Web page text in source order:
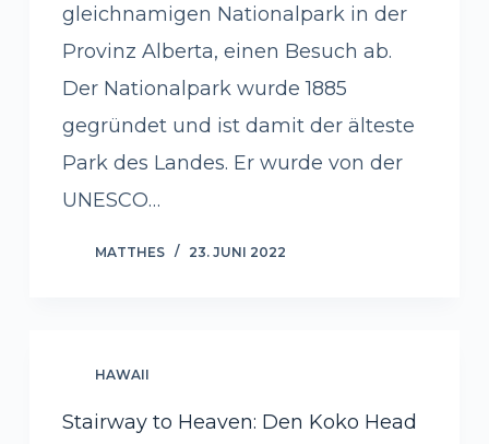
gleichnamigen Nationalpark in der
Provinz Alberta, einen Besuch ab.
Der Nationalpark wurde 1885
gegründet und ist damit der älteste
Park des Landes. Er wurde von der
UNESCO…
MATTHES 23. JUNI 2022
HAWAII
Stairway to Heaven: Den Koko Head